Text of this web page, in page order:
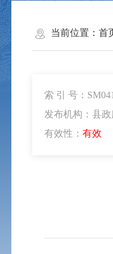
当前位置： 首
索 引 号：
发布机构：县政
有效性： 有效